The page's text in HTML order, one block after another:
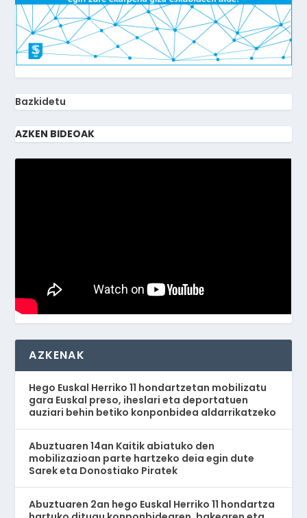
Bazkidetu
AZKEN BIDEOAK
AZKENAK
Hego Euskal Herriko 11 hondartzetan mobilizatu
gara Euskal preso, iheslari eta deportatuen
auziari behin betiko konponbidea aldarrikatzeko
Abuztuaren 14an Kaitik abiatuko den
mobilizazioan parte hartzeko deia egin dute
Sarek eta Donostiako Piratek
Abuztuaren 2an hego Euskal Herriko 11 hondartza